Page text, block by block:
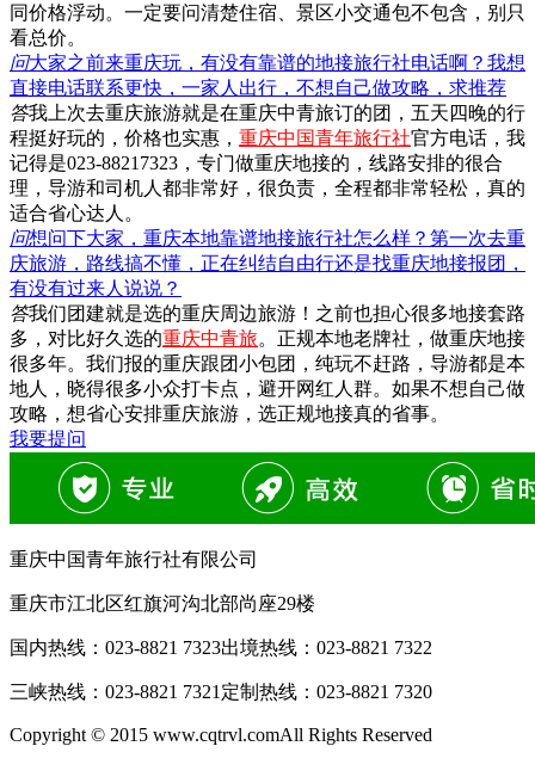
同价格浮动。一定要问清楚住宿、景区小交通包不包含，别只
看总价。
问大家之前来重庆玩，有没有靠谱的地接旅行社电话啊？我想
直接电话联系更快，一家人出行，不想自己做攻略，求推荐
答我上次去重庆旅游就是在重庆中青旅订的团，五天四晚的行
程挺好玩的，价格也实惠， 重庆中国青年旅行社官方电话，我
记得是023-88217323，专门做重庆地接的，线路安排的很合
理，导游和司机人都非常好，很负责，全程都非常轻松，真的
适合省心达人。
问想问下大家，重庆本地靠谱地接旅行社怎么样？第一次去重
庆旅游，路线搞不懂，正在纠结自由行还是找重庆地接报团，
有没有过来人说说？
答我们团建就是选的重庆周边旅游！之前也担心很多地接套路
多，对比好久选的重庆中青旅。正规本地老牌社，做重庆地接
很多年。我们报的重庆跟团小包团，纯玩不赶路，导游都是本
地人，晓得很多小众打卡点，避开网红人群。如果不想自己做
攻略，想省心安排重庆旅游，选正规地接真的省事。
我要提问
重庆中国青年旅行社有限公司
重庆市江北区红旗河沟北部尚座29楼
国内热线： 023-8821 7323出境热线： 023-8821 7322
三峡热线： 023-8821 7321 定制热线： 023-8821 7320
Copyright © 2015 www.cqtrvl.comAll Rights Reserved